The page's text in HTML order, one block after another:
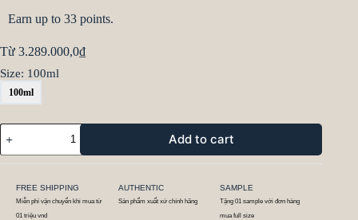
Earn up to 33 points.
Từ 3.289.000,0₫
Size: 100ml
100ml
Add to cart
FREE SHIPPING
Miễn phí vận chuyển khi mua từ
01 triệu vnd
AUTHENTIC
Sản phẩm xuất xứ chính hãng
SAMPLE
Tặng 01 sample với đơn hàng
mua full size